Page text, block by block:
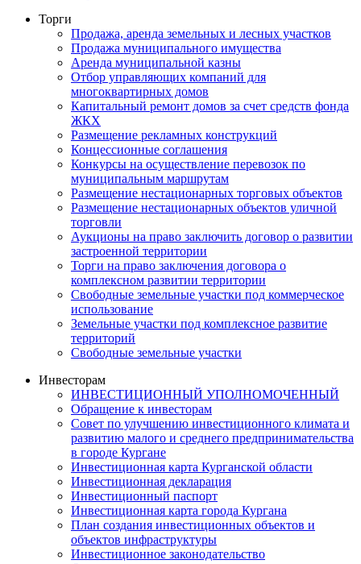
Торги
Продажа, аренда земельных и лесных участков
Продажа муниципального имущества
Аренда муниципальной казны
Отбор управляющих компаний для
многоквартирных домов
Капитальный ремонт домов за счет средств фонда
ЖКХ
Размещение рекламных конструкций
Концессионные соглашения
Конкурсы на осуществление перевозок по
муниципальным маршрутам
Размещение нестационарных торговых объектов
Размещение нестационарных объектов уличной
торговли
Аукционы на право заключить договор о развитии
застроенной территории
Торги на право заключения договора о
комплексном развитии территории
Свободные земельные участки под коммерческое
использование
Земельные участки под комплексное развитие
территорий
Свободные земельные участки
Инвесторам
ИНВЕСТИЦИОННЫЙ УПОЛНОМОЧЕННЫЙ
Обращение к инвесторам
Совет по улучшению инвестиционного климата и
развитию малого и среднего предпринимательства
в городе Кургане
Инвестиционная карта Курганской области
Инвестиционная декларация
Инвестиционный паспорт
Инвестиционная карта города Кургана
План создания инвестиционных объектов и
объектов инфраструктуры
Инвестиционное законодательство